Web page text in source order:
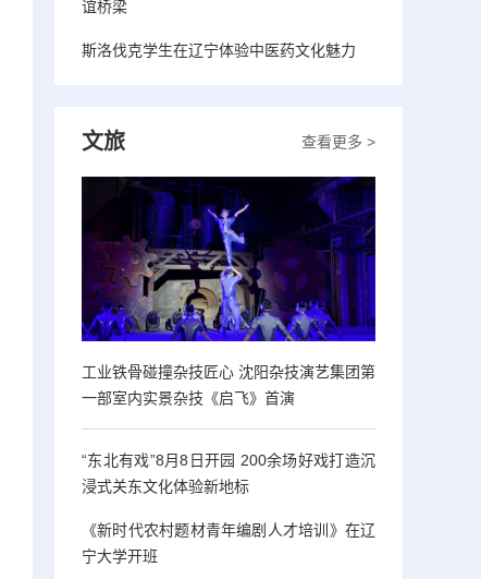
谊桥梁
斯洛伐克学生在辽宁体验中医药文化魅力
查看更多 >
文旅
工业铁骨碰撞杂技匠心 沈阳杂技演艺集团第
一部室内实景杂技《启飞》首演
“东北有戏”8月8日开园 200余场好戏打造沉
浸式关东文化体验新地标
《新时代农村题材青年编剧人才培训》在辽
宁大学开班